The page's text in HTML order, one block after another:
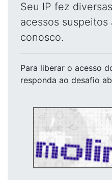
Seu IP fez
acessos
conosco.
Para liberar o acesso
responda ao desafio